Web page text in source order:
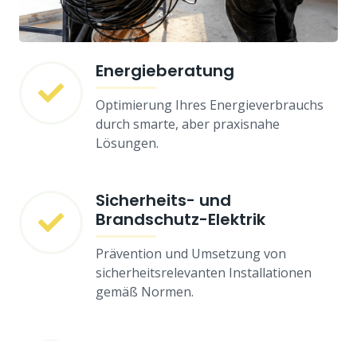
Energieberatung
Optimierung Ihres Energieverbrauchs
durch smarte, aber praxisnahe
Lösungen.
Sicherheits- und
Brandschutz-Elektrik
Prävention und Umsetzung von
sicherheitsrelevanten Installationen
gemäß Normen.